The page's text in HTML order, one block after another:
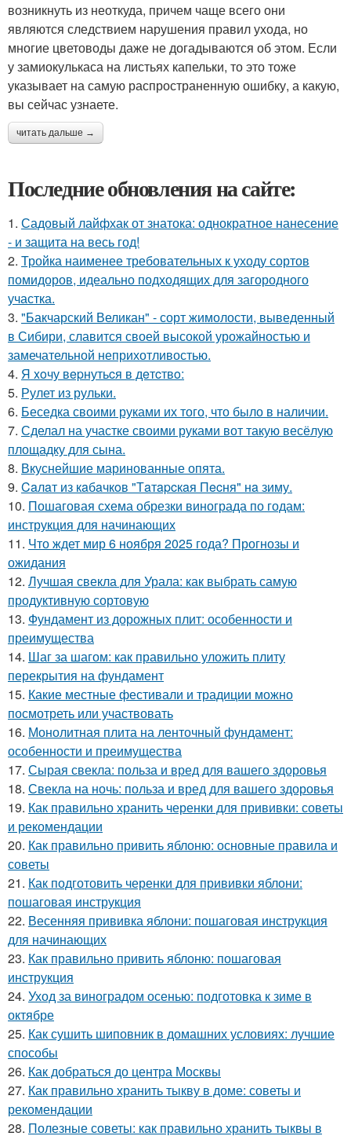
возникнуть из неоткуда, причем чаще всего они
являются следствием нарушения правил ухода, но
многие цветоводы даже не догадываются об этом. Если
у замиокулькаса на листьях капельки, то это тоже
указывает на самую распространенную ошибку, а какую,
вы сейчас узнаете.
читать дальше →
Последние обновления на сайте:
1. Садовый лайфхак от знатока: однократное нанесение
- и защита на весь год!
2. Тройка наименее требовательных к уходу сортов
помидоров, идеально подходящих для загородного
участка.
3. "Бакчарский Великан" - сорт жимолости, выведенный
в Сибири, славится своей высокой урожайностью и
замечательной неприхотливостью.
4. Я xoчу вepнутьcя в дeтcтвo:
5. Рулет из рульки.
6. Беседка своими руками их того, что было в наличии.
7. Сделал на участке своими руками вот такую весёлую
площадку для сына.
8. Вкуснейшие маринованные опята.
9. Caлaт из кaбaчкoв "Тaтapcкaя Пecня" нa зиму.
10. Пошаговая схема обрезки винограда по годам:
инструкция для начинающих
11. Что ждет мир 6 ноября 2025 года? Прогнозы и
ожидания
12. Лучшая свекла для Урала: как выбрать самую
продуктивную сортовую
13. Фундамент из дорожных плит: особенности и
преимущества
14. Шаг за шагом: как правильно уложить плиту
перекрытия на фундамент
15. Какие местные фестивали и традиции можно
посмотреть или участвовать
16. Монолитная плита на ленточный фундамент:
особенности и преимущества
17. Сырая свекла: польза и вред для вашего здоровья
18. Свекла на ночь: польза и вред для вашего здоровья
19. Как правильно хранить черенки для прививки: советы
и рекомендации
20. Как правильно привить яблоню: основные правила и
советы
21. Как подготовить черенки для прививки яблони:
пошаговая инструкция
22. Весенняя прививка яблони: пошаговая инструкция
для начинающих
23. Как правильно привить яблоню: пошаговая
инструкция
24. Уход за виноградом осенью: подготовка к зиме в
октябре
25. Как сушить шиповник в домашних условиях: лучшие
способы
26. Как добраться до центра Москвы
27. Как правильно хранить тыкву в доме: советы и
рекомендации
28. Полезные советы: как правильно хранить тыквы в